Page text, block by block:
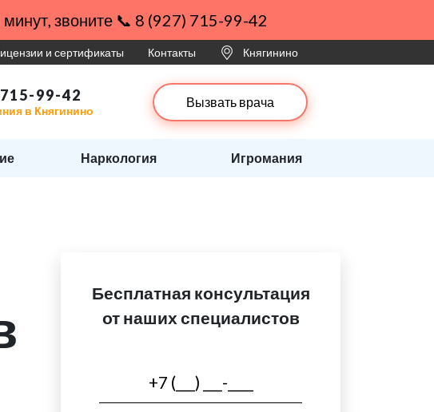
звоните 📞 8 (927) 715-99-42
и сертификаты Контакты Княгинино
99-42
в Княгинино
Вызвать врача
Наркология Игромания
Бесплатная консультация
от наших специалистов